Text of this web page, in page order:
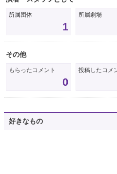
所属団体
1
所属劇場
その他
もらったコメント
0
投稿したコメ
好きなもの